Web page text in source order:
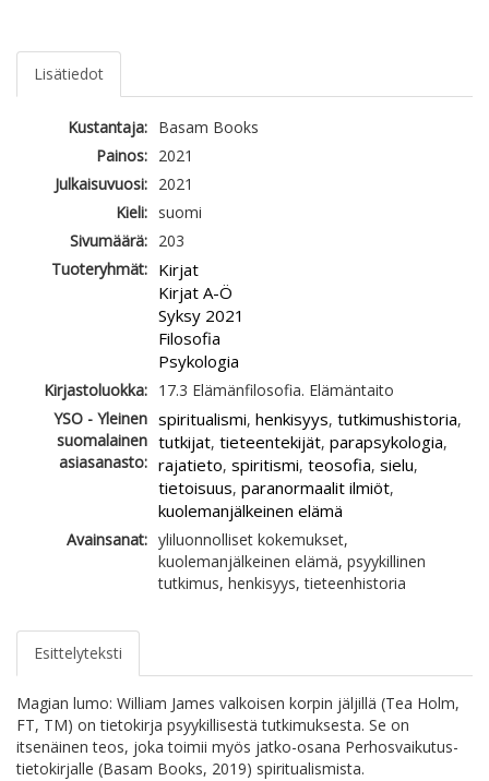
Lisätiedot
Kustantaja: Basam Books
Painos: 2021
Julkaisuvuosi: 2021
Kieli: suomi
Sivumäärä: 203
Tuoteryhmät: Kirjat
Kirjat A-Ö
Syksy 2021
Filosofia
Psykologia
Kirjastoluokka: 17.3 Elämänfilosofia. Elämäntaito
YSO - Yleinen
suomalainen
asiasanasto:
spiritualismi, henkisyys, tutkimushistoria,
tutkijat, tieteentekijät, parapsykologia,
rajatieto, spiritismi, teosofia, sielu,
tietoisuus, paranormaalit ilmiöt,
kuolemanjälkeinen elämä
Avainsanat: yliluonnolliset kokemukset,
kuolemanjälkeinen elämä, psyykillinen
tutkimus, henkisyys, tieteenhistoria
Esittelyteksti
Magian lumo: William James valkoisen korpin jäljillä (Tea Holm,
FT, TM) on tietokirja psyykillisestä tutkimuksesta. Se on
itsenäinen teos, joka toimii myös jatko-osana Perhosvaikutus-
tietokirjalle (Basam Books, 2019) spiritualismista.